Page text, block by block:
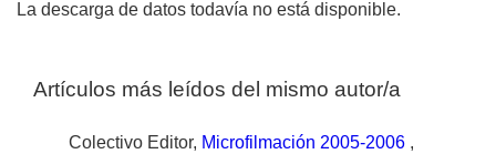
La descarga de datos todavía no está disponible.
Artículos más leídos del mismo autor/a
Colectivo Editor, Microfilmación 2005-2006 ,